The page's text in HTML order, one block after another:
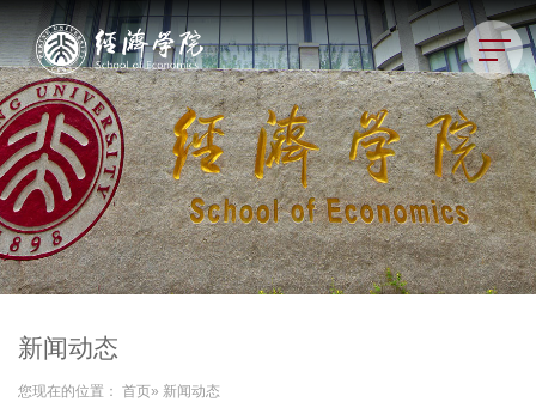
新闻动态
您现在的位置： 首页» 新闻动态